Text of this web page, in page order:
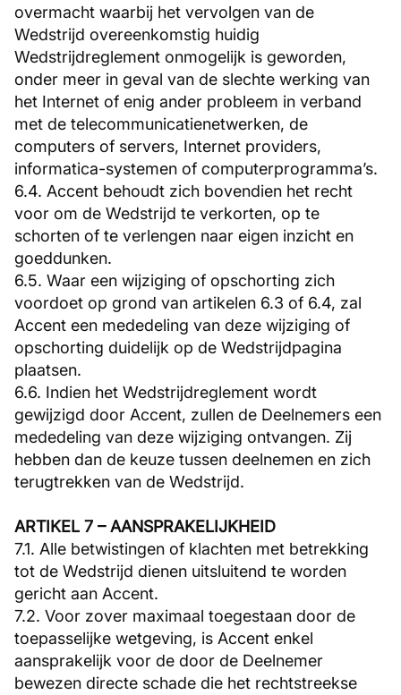
overmacht waarbij het vervolgen van de
Wedstrijd overeenkomstig huidig
Wedstrijdreglement onmogelijk is geworden,
onder meer in geval van de slechte werking van
het Internet of enig ander probleem in verband
met de telecommunicatienetwerken, de
computers of servers, Internet providers,
informatica-systemen of computerprogramma’s.
6.4. Accent behoudt zich bovendien het recht
voor om de Wedstrijd te verkorten, op te
schorten of te verlengen naar eigen inzicht en
goeddunken.
6.5. Waar een wijziging of opschorting zich
voordoet op grond van artikelen 6.3 of 6.4, zal
Accent een mededeling van deze wijziging of
opschorting duidelijk op de Wedstrijdpagina
plaatsen.
6.6. Indien het Wedstrijdreglement wordt
gewijzigd door Accent, zullen de Deelnemers een
mededeling van deze wijziging ontvangen. Zij
hebben dan de keuze tussen deelnemen en zich
terugtrekken van de Wedstrijd.
ARTIKEL 7 – AANSPRAKELIJKHEID
7.1. Alle betwistingen of klachten met betrekking
tot de Wedstrijd dienen uitsluitend te worden
gericht aan Accent.
7.2. Voor zover maximaal toegestaan door de
toepasselijke wetgeving, is Accent enkel
aansprakelijk voor de door de Deelnemer
bewezen directe schade die het rechtstreekse